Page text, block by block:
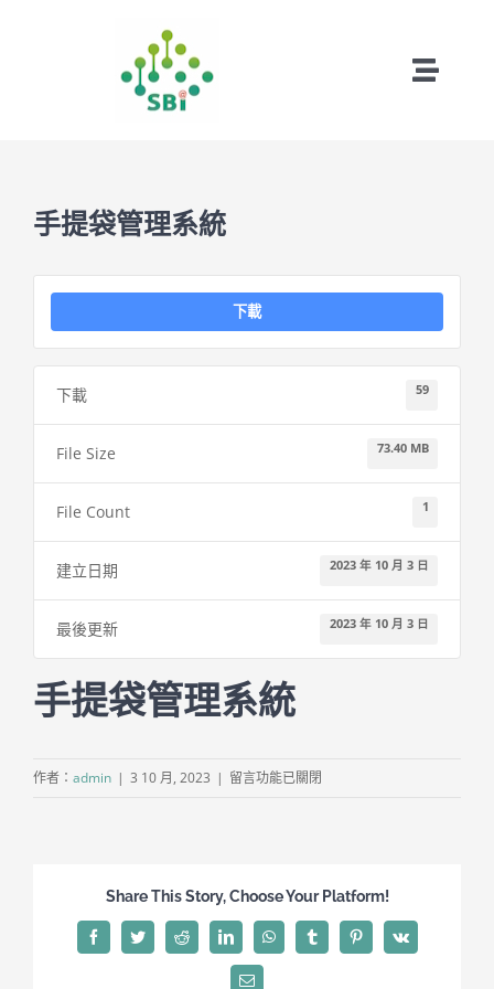
Toggle
成功案例
試用版下載
遠端下載
關於松柏
手提袋管理系統
下載
下載 59
File Size 73.40 MB
File Count 1
建立日期 2023 年 10 月 3 日
最後更新 2023 年 10 月 3 日
手提袋管理系統
作者： admin | 3 10 月, 2023 | 在
系
統〉
留言功能已關閉
Share This Story, Choose Your Platform!
FacebookTwitterReddit LinkedInWhatsAppTumblrPinterest
Vk